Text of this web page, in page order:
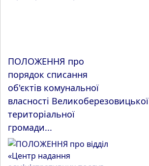
ПОЛОЖЕННЯ про
порядок списання
об'єктів комунальної
власності Великоберезовицької
територіальної
громади...